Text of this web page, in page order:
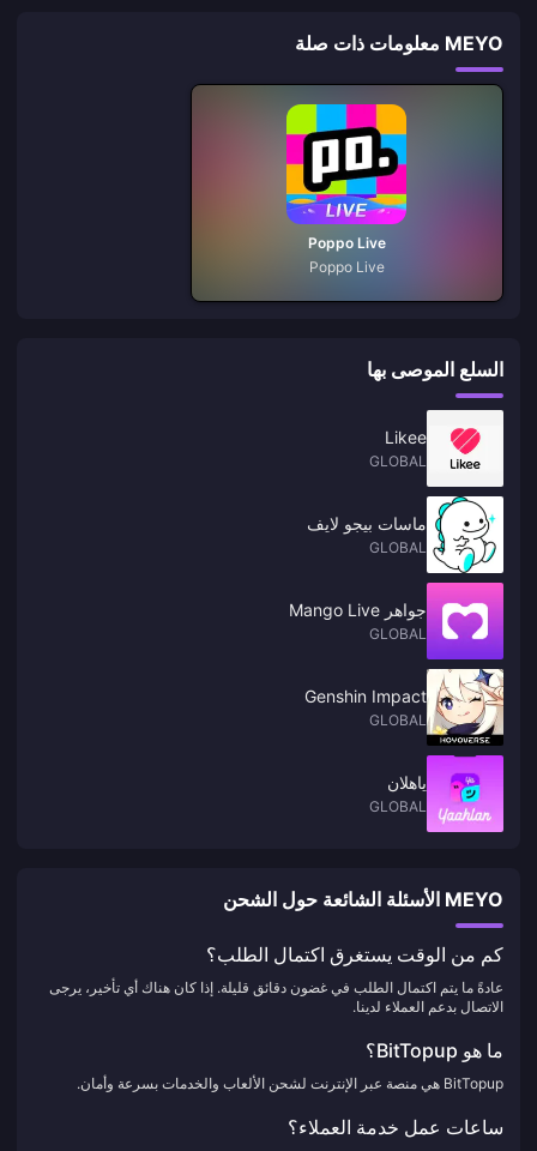
MEYO معلومات ذات صلة
Poppo Live
Poppo Live
السلع الموصى بها
Likee
GLOBAL
ماسات بيجو لايف
GLOBAL
جواهر Mango Live
GLOBAL
Genshin Impact
GLOBAL
ياهلان
GLOBAL
MEYO الأسئلة الشائعة حول الشحن
كم من الوقت يستغرق اكتمال الطلب؟
عادةً ما يتم اكتمال الطلب في غضون دقائق قليلة. إذا كان هناك أي تأخير، يرجى
الاتصال بدعم العملاء لدينا.
ما هو BitTopup؟
BitTopup هي منصة عبر الإنترنت لشحن الألعاب والخدمات بسرعة وأمان.
ساعات عمل خدمة العملاء؟